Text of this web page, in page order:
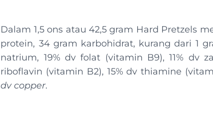
Dalam 1,5 ons atau 42,5 gram Hard Pretzels
protein, 34 gram karbohidrat, kurang dari 1
natrium, 19% dv folat (vitamin B9), 11% dv
riboflavin (vitamin B2), 15% dv thiamine
dv copper.